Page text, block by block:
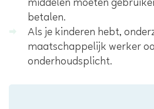
middelen moeten
betalen.
Als je kinderen hebt,
maatschappelijk werker
onderhoudsplicht.